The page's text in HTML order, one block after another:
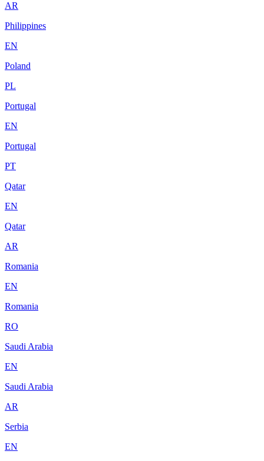
AR
Philippines
EN
Poland
PL
Portugal
EN
Portugal
PT
Qatar
EN
Qatar
AR
Romania
EN
Romania
RO
Saudi Arabia
EN
Saudi Arabia
AR
Serbia
EN